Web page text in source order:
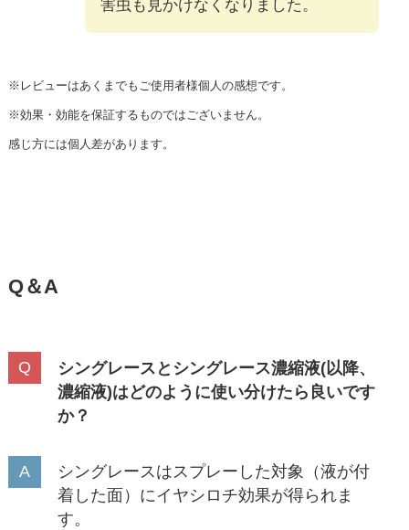
害虫も見かけなくなりました。
※レビューはあくまでもご使用者様個人の感想です。
※効果・効能を保証するものではございません。
感じ方には個人差があります。
Q＆A
シングレースとシングレース濃縮液(以降、
濃縮液)はどのように使い分けたら良いです
か？
シングレースはスプレーした対象（液が付
着した面）にイヤシロチ効果が得られま
す。